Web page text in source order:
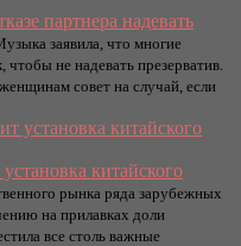
партнера надевать
заявила, что многие
не надевать презерватив.
совет на случай, если
китайского
рынка ряда зарубежных
на прилавках доли
все столь важные